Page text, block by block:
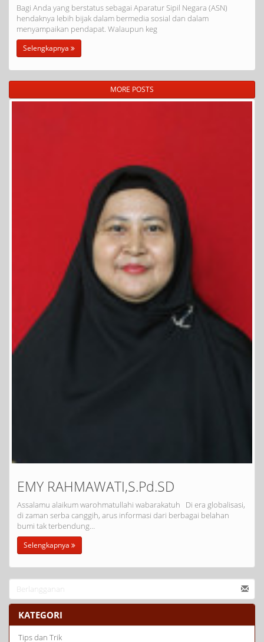
Bagi Anda yang berstatus sebagai Aparatur Sipil Negara (ASN)
hendaknya lebih bijak dalam bermedia sosial dan dalam
menyampaikan pendapat. Walaupun keg
Selengkapnya
MORE POSTS
EMY RAHMAWATI,S.Pd.SD
Assalamu alaikum warohmatullahi wabarakatuh Di era globalisasi,
di zaman serba canggih, arus informasi dari berbagai belahan
bumi tak terbendung…
Selengkapnya
KATEGORI
Tips dan Trik